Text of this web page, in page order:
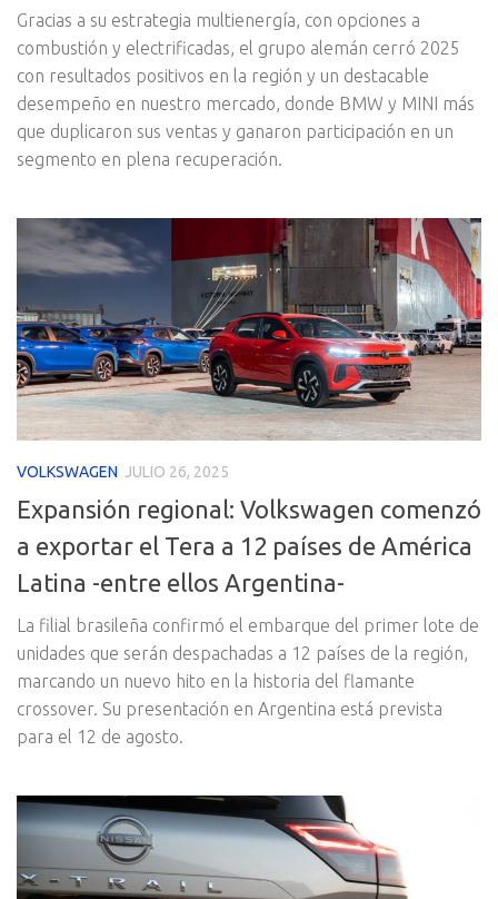
Gracias a su estrategia multienergía, con opciones a
combustión y electrificadas, el grupo alemán cerró 2025
con resultados positivos en la región y un destacable
desempeño en nuestro mercado, donde BMW y MINI más
que duplicaron sus ventas y ganaron participación en un
segmento en plena recuperación.
VOLKSWAGEN JULIO 26, 2025
Expansión regional: Volkswagen comenzó
a exportar el Tera a 12 países de América
Latina -entre ellos Argentina-
La filial brasileña confirmó el embarque del primer lote de
unidades que serán despachadas a 12 países de la región,
marcando un nuevo hito en la historia del flamante
crossover. Su presentación en Argentina está prevista
para el 12 de agosto.